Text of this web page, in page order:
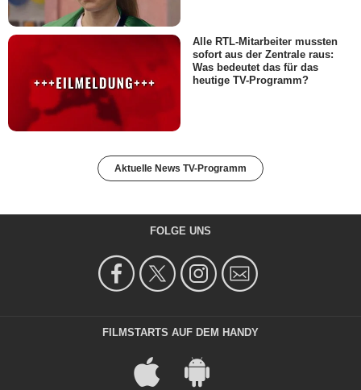
Alle RTL-Mitarbeiter mussten
sofort aus der Zentrale raus:
Was bedeutet das für das
heutige TV-Programm?
Aktuelle News TV-Programm
FOLGE UNS
FILMSTARTS AUF DEM HANDY